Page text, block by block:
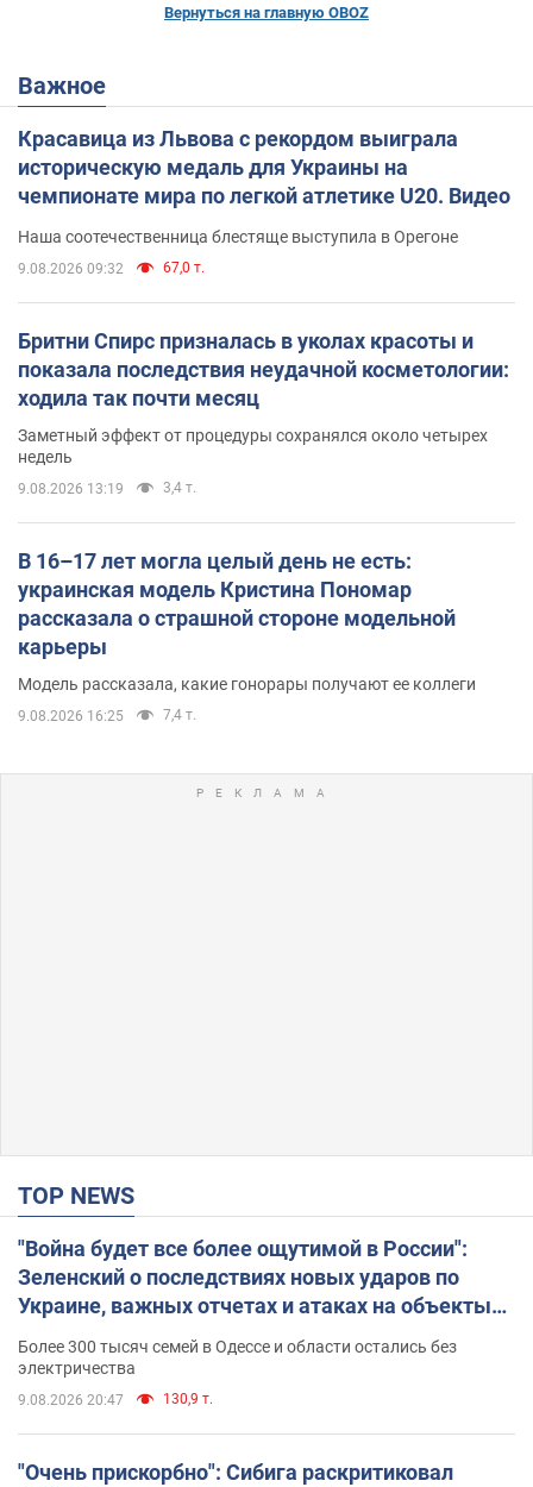
Вернуться на главную OBOZ
Важное
Красавица из Львова с рекордом выиграла
историческую медаль для Украины на
чемпионате мира по легкой атлетике U20. Видео
Наша соотечественница блестяще выступила в Орегоне
9.08.2026 09:32 67,0 т.
Бритни Спирс призналась в уколах красоты и
показала последствия неудачной косметологии:
ходила так почти месяц
Заметный эффект от процедуры сохранялся около четырех
недель
9.08.2026 13:19 3,4 т.
В 16–17 лет могла целый день не есть:
украинская модель Кристина Пономар
рассказала о страшной стороне модельной
карьеры
Модель рассказала, какие гонорары получают ее коллеги
9.08.2026 16:25 7,4 т.
TOP NEWS
"Война будет все более ощутимой в России":
Зеленский о последствиях новых ударов по
Украине, важных отчетах и атаках на объекты
противника. Видео
Более 300 тысяч семей в Одессе и области остались без
электричества
9.08.2026 20:47 130,9 т.
"Очень прискорбно": Сибига раскритиковал